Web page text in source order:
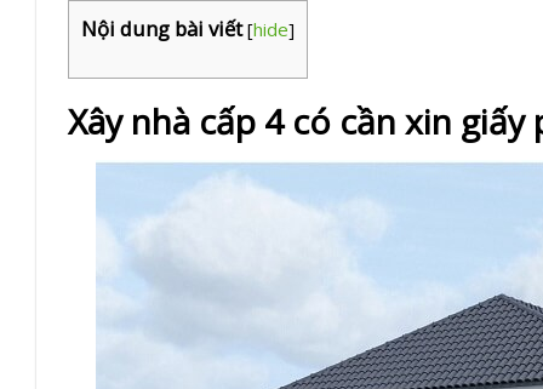
Nội dung bài viết [hide]
Xây nhà cấp 4 có cần xin